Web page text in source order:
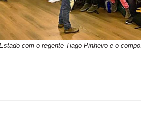
com o regente Tiago Pinheiro e o